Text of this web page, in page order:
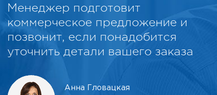
Менеджер подготовит
коммерческое предложение и
позвонит, если понадобится
уточнить детали вашего заказа
Анна Гловацкая